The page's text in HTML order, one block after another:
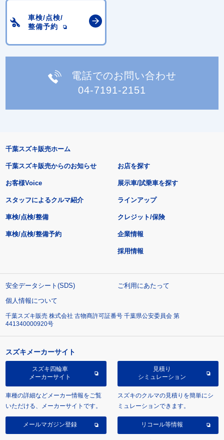
車検/点検/
整備予約
電話でのお問い合わせ
04-7191-2151
千葉スズキ販売ホーム
千葉スズキ販売からのお知らせ
お客様Voice
スタッフによるクルマ紹介
お店を探す
展示車/試乗車を探す
ラインアップ
車検/点検/整備 クレジット/保険
車検/点検/整備予約 企業情報
採用情報
安全データシート(SDS)
ご利用にあたって
個人情報について
千葉スズキ販売 株式会社 古物商許可証番号 千葉県公安委員会 第
441340000920号
スズキメーカーサイト
スズキ四輪車
メーカーサイト
車種の詳細などメーカー情報をご覧
いただける、メーカーサイトです。
見積り
シミュレーション
スズキのクルマの見積りを簡単にシ
ミュレーションできます。
メールマガジン登録 リコール等情報